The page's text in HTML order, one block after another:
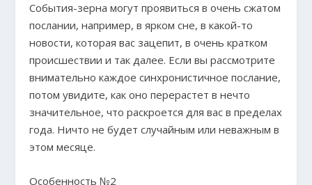
События-зерна могут проявиться в очень сжатом
послании, например, в ярком сне, в какой-то
новости, которая вас зацепит, в очень кратком
происшествии и так далее. Если вы рассмотрите
внимательно каждое синхронистичное послание,
потом увидите, как оно перерастет в нечто
значительное, что раскроется для вас в пределах
года. Ничто не будет случайным или неважным в
этом месяце.
Особенность №2